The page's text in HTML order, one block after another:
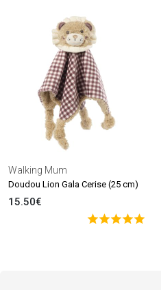
Walking Mum
Doudou Lion Gala Cerise (25 cm)
15.50€